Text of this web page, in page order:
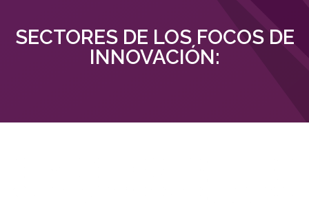
SECTORES DE LOS FOCOS DE
INNOVACIÓN: